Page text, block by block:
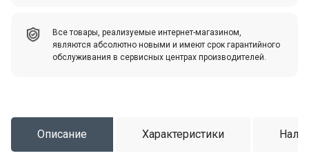
Все товары, реализуемые интернет-магазином,
являются абсолютно новыми и имеют срок гарантийного
обслуживания в сервисных центрах производителей.
Описание Характеристики